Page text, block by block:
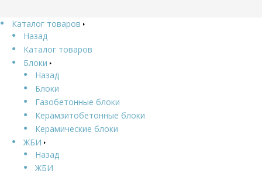
Каталог товаров
Назад
Каталог товаров
Блоки
Назад
Блоки
Газобетонные блоки
Керамзитобетонные блоки
Керамические блоки
ЖБИ
Назад
ЖБИ